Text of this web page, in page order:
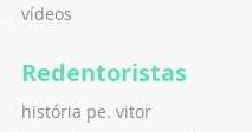
vídeos
Redentoristas
história pe. vitor